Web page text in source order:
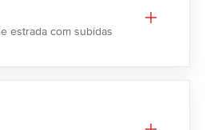
estrada com subidas